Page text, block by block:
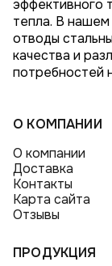
эффективного
тепла. В
отводы
качества и
потребностей
О КОМПАНИИ
О компании
Доставка
Контакты
Карта сайта
Отзывы
ПРОДУКЦИЯ